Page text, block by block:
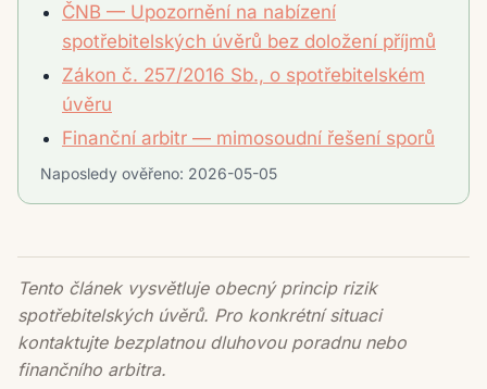
ČNB — Upozornění na nabízení
spotřebitelských úvěrů bez doložení příjmů
Zákon č. 257/2016 Sb., o spotřebitelském
úvěru
Finanční arbitr — mimosoudní řešení sporů
Naposledy ověřeno: 2026-05-05
Tento článek vysvětluje obecný princip rizik
spotřebitelských úvěrů. Pro konkrétní situaci
kontaktujte bezplatnou dluhovou poradnu nebo
finančního arbitra.